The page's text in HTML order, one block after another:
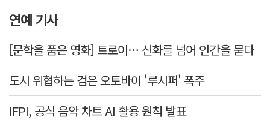
연예 기사
[문학을 품은 영화] 트로이… 신화를 넘어 인간을 묻다
도시 위협하는 검은 오토바이 '루시퍼' 폭주
IFPI, 공식 음악 차트 AI 활용 원칙 발표